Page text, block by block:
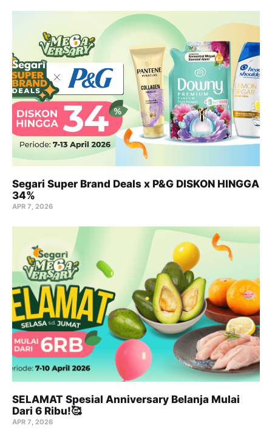
Segari Super Brand Deals x P&G DISKON HINGGA
34%
APR 7, 2026
SELAMAT Spesial Anniversary Belanja Mulai
Dari 6 Ribu!🥰
APR 7, 2026